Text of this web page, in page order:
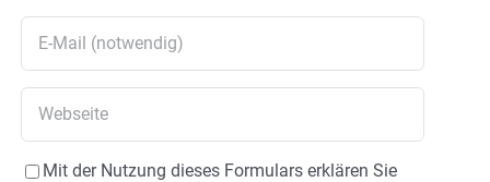
Mit der Nutzung dieses Formulars erklären Sie